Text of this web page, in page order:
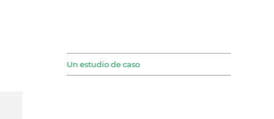
Un estudio de caso